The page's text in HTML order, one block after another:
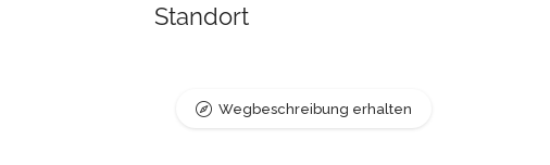
Standort
Wegbeschreibung erhalten